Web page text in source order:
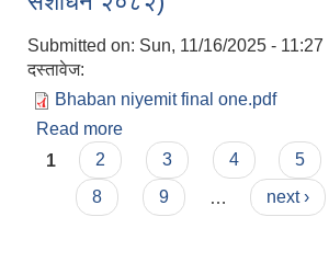
Submitted on: Sun, 11/16/2025 - 11:27
दस्तावेज:
Bhaban niyemit final one.pdf
Read more
अभिलेखिकरण सम्बन्धी
२०८२)
Pages
1 2 3 4 5
8
9 next ›